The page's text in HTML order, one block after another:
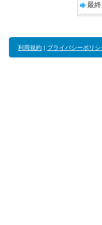
最
利用規約 | プライバシーポリシ